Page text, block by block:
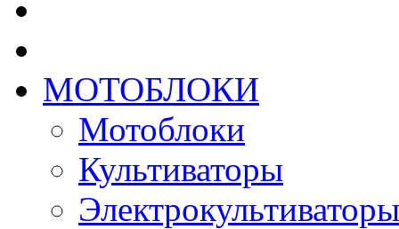
МОТОБЛОКИ
Мотоблоки
Культиваторы
Электрокультиваторы